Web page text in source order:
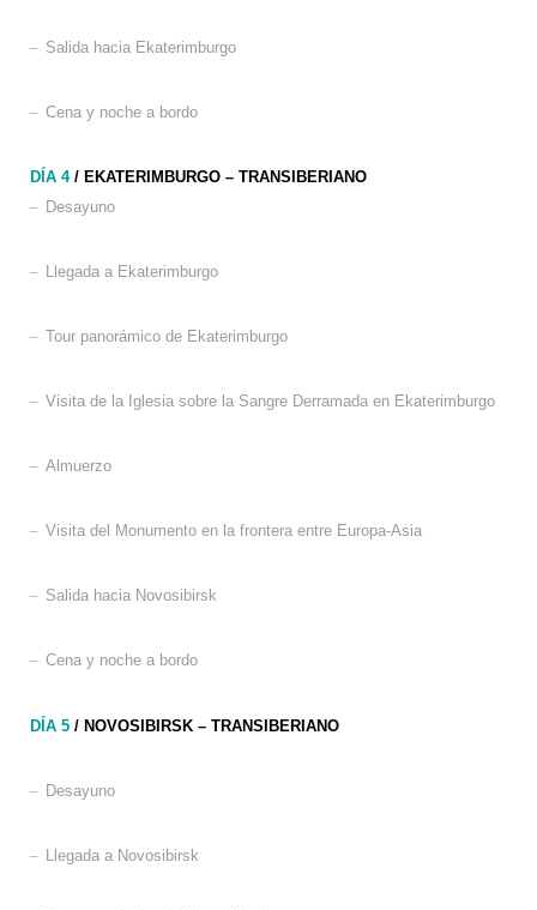
– Salida hacia Ekaterimburgo
– Cena y noche a bordo
DÍA 4/ EKATERIMBURGO – TRANSIBERIANO
– Desayuno
– Llegada a Ekaterimburgo
– Tour panorámico de Ekaterimburgo
– Visita de la Iglesia sobre la Sangre Derramada en Ekaterimburgo
– Almuerzo
– Visita del Monumento en la frontera entre Europa-Asia
– Salida hacia Novosibirsk
– Cena y noche a bordo
DÍA 5 / NOVOSIBIRSK – TRANSIBERIANO
– Desayuno
– Llegada a Novosibirsk